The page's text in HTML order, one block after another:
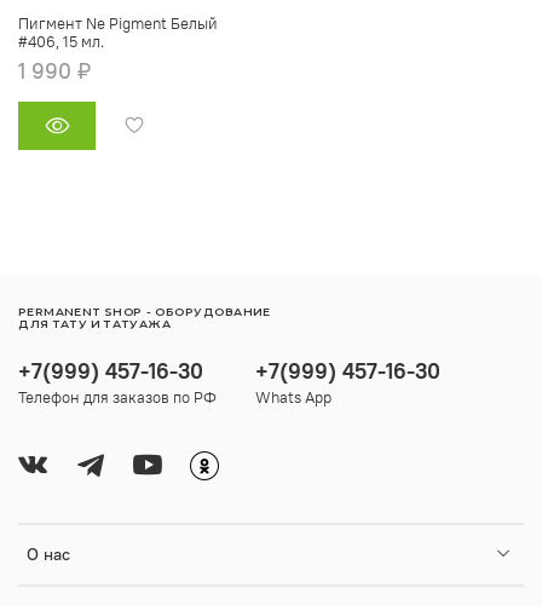
Пигмент Ne Pigment Белый
#406, 15 мл.
1 990 ₽
О нас
+7(999) 457-16-30
Телефон для заказов по РФ
+7(999) 457-16-30
Whats App
PERMANENT SHOP - ОБОРУДОВАНИЕ
ДЛЯ ТАТУ И ТАТУАЖА